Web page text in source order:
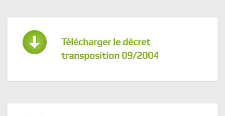
Télécharger le décret
transposition 09/2004